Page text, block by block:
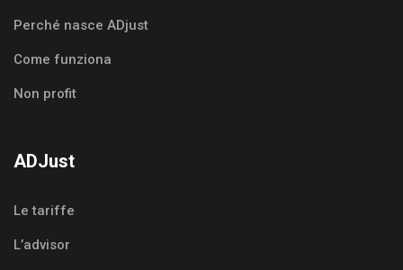
Perché nasce ADjust
Come funziona
Non profit
ADJust
Le tariffe
L’advisor